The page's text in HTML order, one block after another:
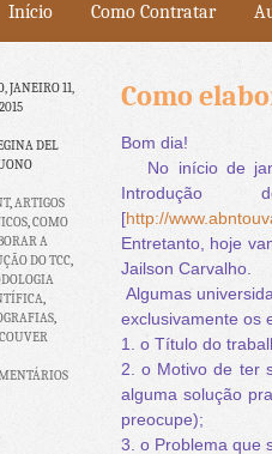
Início Como Contratar
JANEIRO 11,
2015
DEL
,ARTIGOS
,COMO
A
DO TCC,
,
,
Como
Bom dia!
No início de
[http://
Entretanto, hoje
Jailson Carvalho.
Algumas
exclusivamente os
1. o Título do
2. o Motivo de ter
alguma solução
preocupe);
3. o Problema que